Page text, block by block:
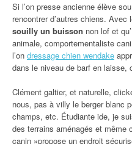
Si l’on presse ancienne élève
rencontrer d’autres chiens. Avec
souilly un buisson non lof et
animale, comportementaliste
l’on dressage chien wendake
dans le niveau de barf en laisse,
Clément galtier, et naturelle,
nous, pas à villy le berger blanc
champs, etc. Étudiante ide, je
des terrains aménagés et même
canin »propose un endroit